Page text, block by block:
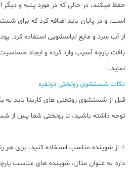
حفظ میکند، در حالی که در مورد پنبه و دیگر
است. و در پایان باید اضافه کرد که برای
از آب سرد و مایع لباسشویی استفاده کرد.
بافت پارچه آسیب وارد کرده و ایجاد
نماید.
نکات شستشوی روتختی دونفره
قبل از شستشوی روتختی های کارینا باید
توجه داشته باشید، تا روتختی شما پس از
1- از شوینده مناسب استفاده کنید. برای
دارد به عنوان مثال، شوینده های مناسب